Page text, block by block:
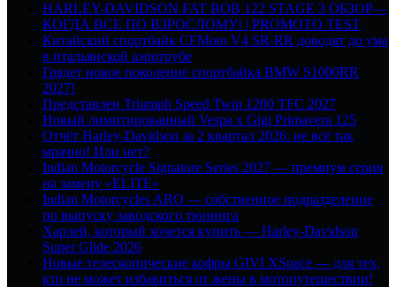
HARLEY-DAVIDSON FAT BOB 122 STAGE 3 ОБЗОР—
КОГДА ВСЕ ПО ВЗРОСЛОМУ! | PROMOTO TEST
Китайский спортбайк CFMoto V4 SR-RR доводят до ума
в итальянской аэротрубе
Грядет новое поколение спортбайка BMW S1000RR
2027!
Представлен Triumph Speed Twin 1200 TFC 2027
Новый лимитированный Vespa x Gigi Primavera 125
Отчёт Harley-Davidson за 2 квартал 2026: не всё так
мрачно! Или нет?
Indian Motorcycle Signature Series 2027 — премиум серия
на замену «ELITE»
Indian Motorcycles ARO — собственное подразделение
по выпуску заводского тюнинга
Харлей, который хочется купить — Harley-Davidson
Super Glide 2026
Новые телескопические кофры GIVI XSpace — для тех,
кто не может избавиться от жены в мотопутешествии!